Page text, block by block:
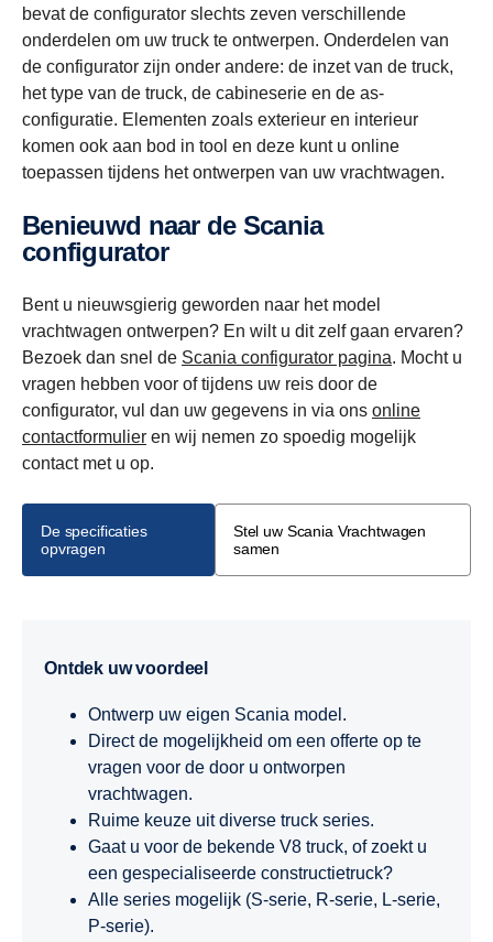
bevat de configurator slechts zeven verschillende
onderdelen om uw truck te ontwerpen. Onderdelen van
de configurator zijn onder andere: de inzet van de truck,
het type van de truck, de cabineserie en de as-
configuratie. Elementen zoals exterieur en interieur
komen ook aan bod in tool en deze kunt u online
toepassen tijdens het ontwerpen van uw vrachtwagen.
Benieuwd naar de Scania
configurator
Bent u nieuwsgierig geworden naar het model
vrachtwagen ontwerpen? En wilt u dit zelf gaan ervaren?
Bezoek dan snel de Scania configurator pagina. Mocht u
vragen hebben voor of tijdens uw reis door de
configurator, vul dan uw gegevens in via ons online
contactformulier en wij nemen zo spoedig mogelijk
contact met u op.
De specificaties
opvragen
Stel uw Scania Vrachtwagen
samen
Ontdek uw voordeel
Ontwerp uw eigen Scania model.
Direct de mogelijkheid om een offerte op te
vragen voor de door u ontworpen
vrachtwagen.
Ruime keuze uit diverse truck series.
Gaat u voor de bekende V8 truck, of zoekt u
een gespecialiseerde constructietruck?
Alle series mogelijk (S-serie, R-serie, L-serie,
P-serie).